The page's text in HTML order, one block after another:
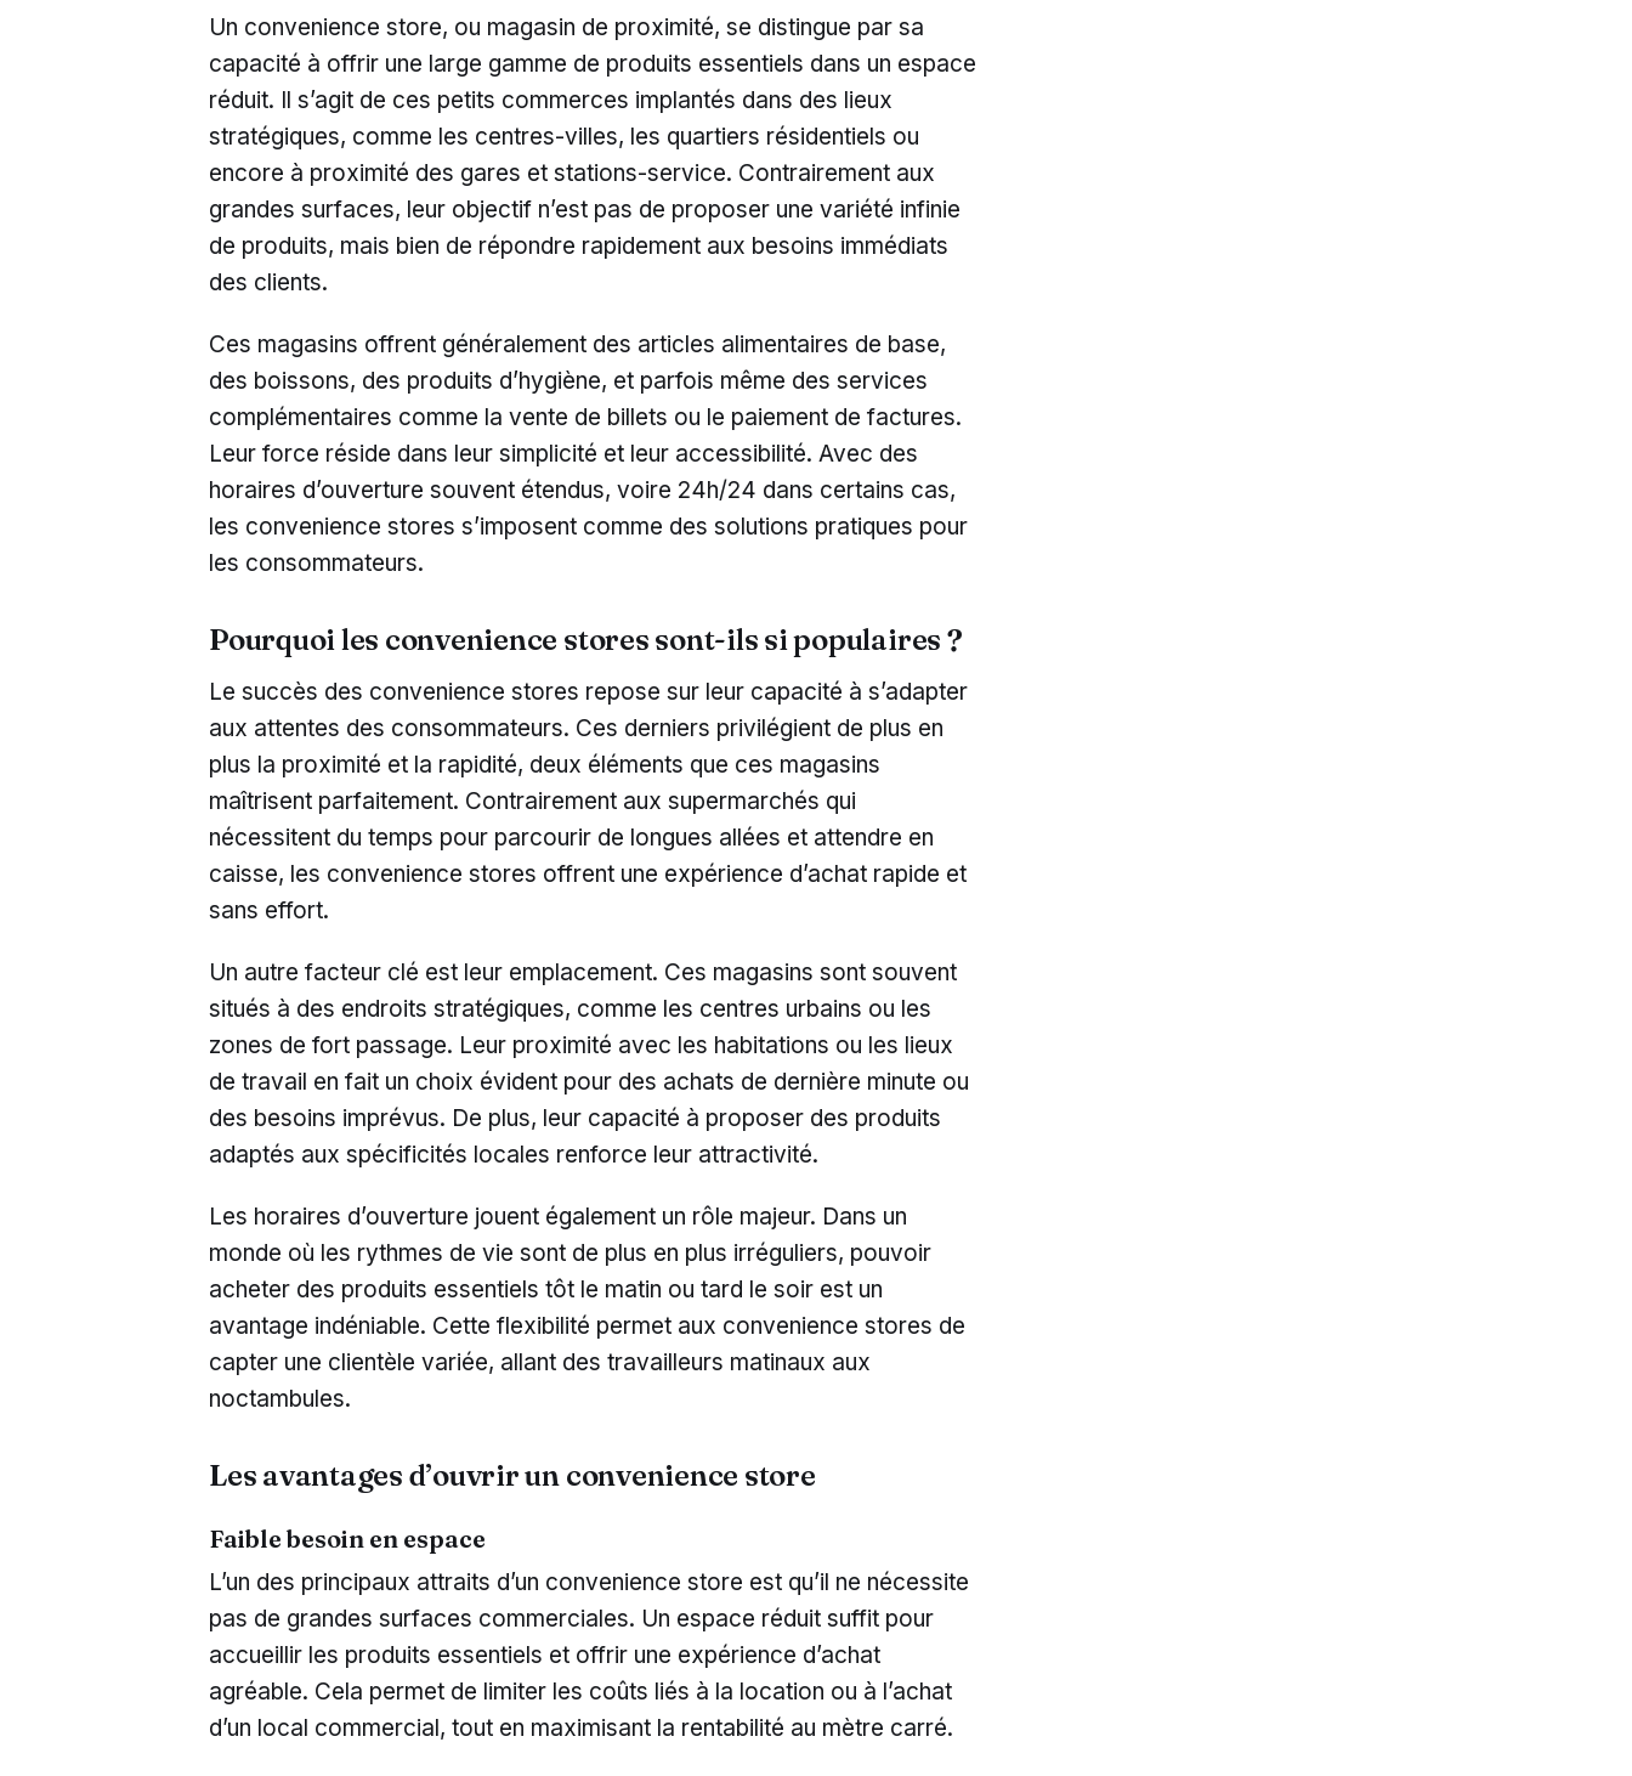
Un convenience store, ou magasin de proximité, se distingue par sa
capacité à offrir une large gamme de produits essentiels dans un espace
réduit. Il s’agit de ces petits commerces implantés dans des lieux
stratégiques, comme les centres-villes, les quartiers résidentiels ou
encore à proximité des gares et stations-service. Contrairement aux
grandes surfaces, leur objectif n’est pas de proposer une variété infinie
de produits, mais bien de répondre rapidement aux besoins immédiats
des clients.
Ces magasins offrent généralement des articles alimentaires de base,
des boissons, des produits d’hygiène, et parfois même des services
complémentaires comme la vente de billets ou le paiement de factures.
Leur force réside dans leur simplicité et leur accessibilité. Avec des
horaires d’ouverture souvent étendus, voire 24h/24 dans certains cas,
les convenience stores s’imposent comme des solutions pratiques pour
les consommateurs.
Pourquoi les convenience stores sont-ils si populaires ?
Le succès des convenience stores repose sur leur capacité à s’adapter
aux attentes des consommateurs. Ces derniers privilégient de plus en
plus la proximité et la rapidité, deux éléments que ces magasins
maîtrisent parfaitement. Contrairement aux supermarchés qui
nécessitent du temps pour parcourir de longues allées et attendre en
caisse, les convenience stores offrent une expérience d’achat rapide et
sans effort.
Un autre facteur clé est leur emplacement. Ces magasins sont souvent
situés à des endroits stratégiques, comme les centres urbains ou les
zones de fort passage. Leur proximité avec les habitations ou les lieux
de travail en fait un choix évident pour des achats de dernière minute ou
des besoins imprévus. De plus, leur capacité à proposer des produits
adaptés aux spécificités locales renforce leur attractivité.
Les horaires d’ouverture jouent également un rôle majeur. Dans un
monde où les rythmes de vie sont de plus en plus irréguliers, pouvoir
acheter des produits essentiels tôt le matin ou tard le soir est un
avantage indéniable. Cette flexibilité permet aux convenience stores de
capter une clientèle variée, allant des travailleurs matinaux aux
noctambules.
Les avantages d’ouvrir un convenience store
Faible besoin en espace
L’un des principaux attraits d’un convenience store est qu’il ne nécessite
pas de grandes surfaces commerciales. Un espace réduit suffit pour
accueillir les produits essentiels et offrir une expérience d’achat
agréable. Cela permet de limiter les coûts liés à la location ou à l’achat
d’un local commercial, tout en maximisant la rentabilité au mètre carré.